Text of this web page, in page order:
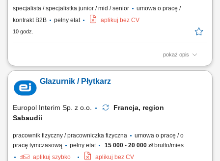
specjalista / specjalistka junior / mid / senior
umowa o pracę /
kontrakt B2B
pełny etat aplikuj bez CV
10 godz.
pokaż opis
Zadania: Operacyjny nadzór nad robotami ziemnymi, żelbetowymi i
własnych oraz brygad podwykonawczych na obiekcie; Sporządzanie
obmiarów, zestawień materiałowych, cenowych oraz rozliczanie sprzętu
Glazurnik / Płytkarz
Europol Interim Sp. z o.o.
Francja, region
Sabaudii
pracownik fizyczny / pracowniczka fizyczna
umowa o pracę / o
pracę tymczasową
pełny etat 15 000 - 20 000 złbrutto/mies.
aplikuj szybko
aplikuj bez CV